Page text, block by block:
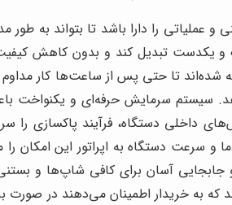
عملیاتی را دارا باشد تا بتواند به
و یکدست تبدیل کند و بدون کاهش
شده‌اند تا حتی پس از ساعت‌ها کار
سیستم سرمایش حرفه‌ای و
داخلی دستگاه، فرآیند پاکسازی را
سرعت دستگاه به اپراتور این امکان
جابجایی آسان برای کافی شاپ‌ها و
به خریدار اطمینان می‌دهند در صورت